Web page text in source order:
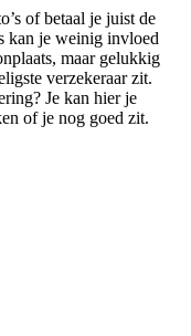
of betaal je juist de
kan je weinig invloed
maar gelukkig
verzekeraar zit.
Je kan hier je
of je nog goed zit.